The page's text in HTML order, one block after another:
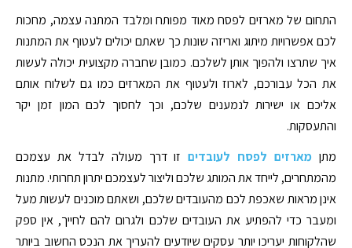
התחום של מארזים לפסח מאוד מפותח ומלבד המתנה עצמה, מחכות
לכם אפשרויות מיתוג ואריזה שונות כך שאתם יכולים לעטוף את המתנות
איך שתרצו ולהפוך אותן לשלכם. כמובן שחברה מקצועית יכולה לעשות
את הכל עבורכם, לארוז ולעטוף את המארזים כמו גם לשלוח אותם
אליכם או ישירות לנמענים שלכם, וכך לחסוך לכם המון זמן יקר
והתעסקות.
מתן מארזים לפסח לעובדיםזו דרך מעולה לבדל את עצמכם
מהמתחרים, לייחד את המותג שלכם וליצור לעצמכם יתרון תחרותי. מתנות
אינן מראות שאכפת לכם מהעובדים שלכם, ושאתם מוכנים לעשות מעל
ומעבר כדי להפתיע את העובדים שלכם ולגרום להם לחייך, אין ספק
שהלקוחות יעריכו יותר עסקים שיודעים להעריך את הנכס החשוב ביותר